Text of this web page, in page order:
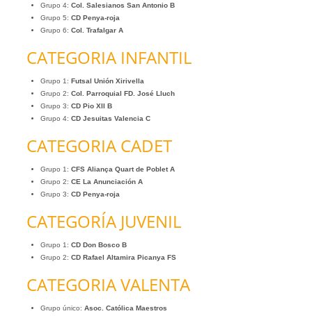
Grupo 4: Col. Salesianos San Antonio B
Grupo 5: CD Penya-roja
Grupo 6: Col. Trafalgar A
CATEGORIA INFANTIL
Grupo 1: Futsal Unión Xirivella
Grupo 2: Col. Parroquial FD. José Lluch
Grupo 3: CD Pio XII B
Grupo 4: CD Jesuitas Valencia C
CATEGORIA CADET
Grupo 1: CFS Aliança Quart de Poblet A
Grupo 2: CE La Anunciación A
Grupo 3: CD Penya-roja
CATEGORÍA JUVENIL
Grupo 1: CD Don Bosco B
Grupo 2: CD Rafael Altamira Picanya FS
CATEGORIA VALENTA
Grupo único: Asoc. Católica Maestros